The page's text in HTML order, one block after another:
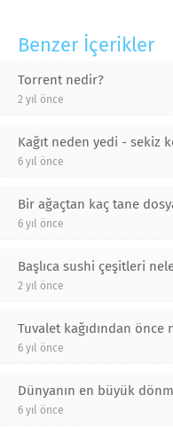
Benzer İçerikler
Torrent nedir?
2 yıl önce
Kağıt neden yedi - sekiz
6 yıl önce
Bir ağaçtan kaç tane
6 yıl önce
Başlıca sushi çeşitleri
2 yıl önce
Tuvalet kağıdından önce
6 yıl önce
Dünyanın en büyük
6 yıl önce